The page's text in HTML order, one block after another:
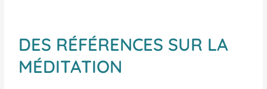
DES RÉFÉRENCES SUR LA
MÉDITATION